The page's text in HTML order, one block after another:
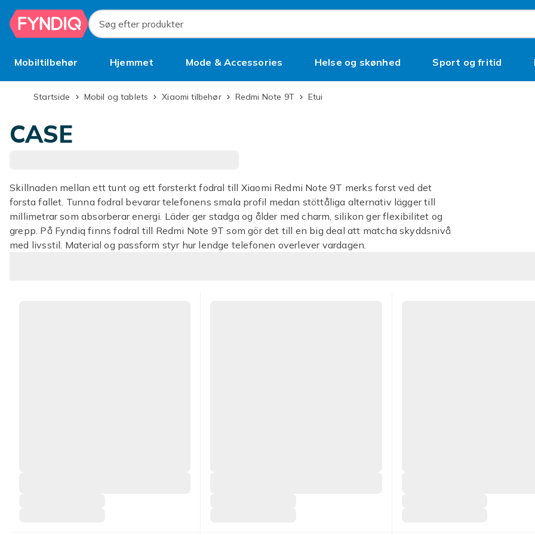
Spring til hovedindhold
Søg efter produkter
Mobiltilbehør Hjemmet Mode & Accessories Helse og skønhed Sport og fritid
BrugtStartside Mobil og tablets Xiaomi tilbehør Redmi Note 9T Etui
CASE
Skillnaden mellan ett tunt og ett forsterkt fodral till Xiaomi Redmi Note 9T merks forst ved det
forsta fallet. Tunna fodral bevarar telefonens smala profil medan stöttåliga alternativ lägger till
millimetrar som absorberar energi. Läder ger stadga og ålder med charm, silikon ger flexibilitet og
grepp. På Fyndiq finns fodral till Redmi Note 9T som gör det till en big deal att matcha skyddsnivå
med livsstil. Material og passform styr hur lendge telefonen overlever vardagen.